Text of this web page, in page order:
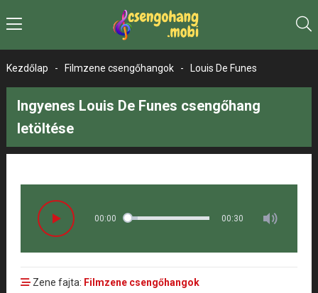
Kezdőlap - Filmzene csengőhangok - Louis De Funes
Ingyenes Louis De Funes csengőhang
letöltése
00:00 00:30
Zene fajta: Filmzene csengőhangok